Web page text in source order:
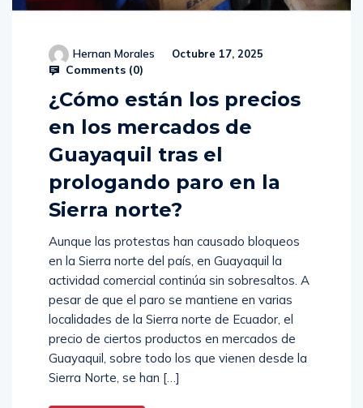
Hernan Morales Octubre 17, 2025
Comments (0)
¿Cómo están los precios
en los mercados de
Guayaquil tras el
prologando paro en la
Sierra norte?
Aunque las protestas han causado bloqueos
en la Sierra norte del país, en Guayaquil la
actividad comercial continúa sin sobresaltos. A
pesar de que el paro se mantiene en varias
localidades de la Sierra norte de Ecuador, el
precio de ciertos productos en mercados de
Guayaquil, sobre todo los que vienen desde la
Sierra Norte, se han […]